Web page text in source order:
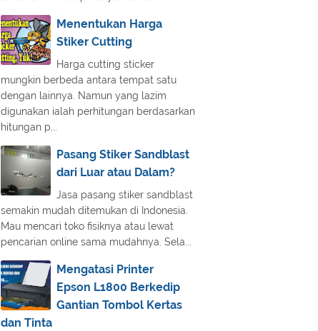
Menentukan Harga
Stiker Cutting
Harga cutting sticker
mungkin berbeda antara tempat satu
dengan lainnya. Namun yang lazim
digunakan ialah perhitungan berdasarkan
hitungan p...
Pasang Stiker Sandblast
dari Luar atau Dalam?
Jasa pasang stiker sandblast
semakin mudah ditemukan di Indonesia.
Mau mencari toko fisiknya atau lewat
pencarian online sama mudahnya. Sela...
Mengatasi Printer
Epson L1800 Berkedip
Gantian Tombol Kertas
dan Tinta